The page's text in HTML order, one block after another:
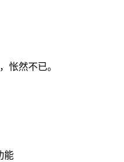
怅然不已。
能